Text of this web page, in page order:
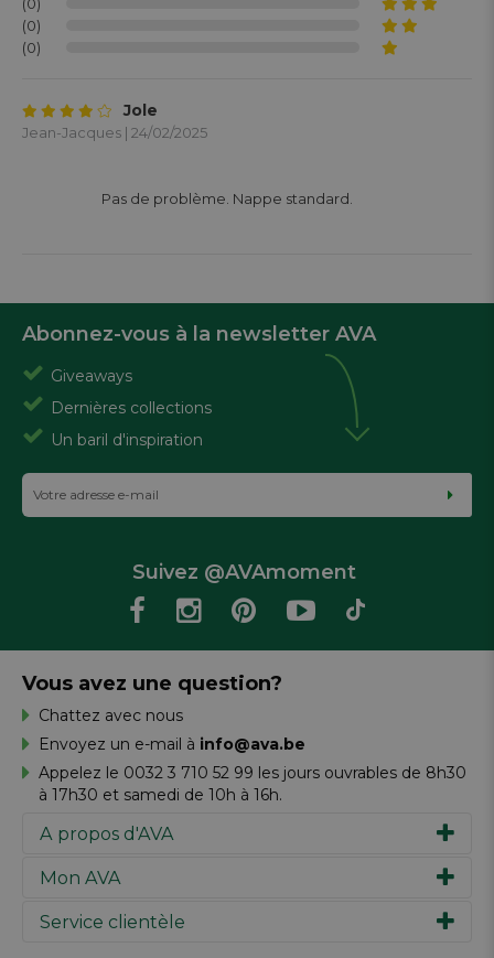
(0)
(0)
Jole
Jean-Jacques | 24/02/2025
Abonnez-vous à la newsletter AVA
Giveaways
Dernières collections
Un baril d'inspiration
Suivez @AVAmoment
A propos d'AVA
Notre histoire
Travailler chez AVA
Mon AVA
Inspiration
Service clientèle
Vous avez une question?
Chattez avec nous
Envoyez un e-mail à info@ava.be
Appelez le 0032 3 710 52 99 les jours ouvrables de 8h30
à 17h30 et samedi de 10h à 16h.